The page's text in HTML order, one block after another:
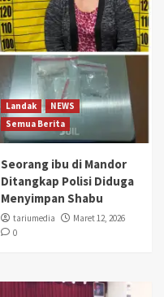
Landak
NEWS
Semua Berita
Seorang ibu di Mandor
Ditangkap Polisi Diduga
Menyimpan Shabu
tariumedia
Maret 12, 2026
0